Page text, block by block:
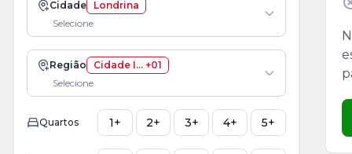
Cidade
Londrina
Selecione
Região
Cidade I... +01
Selecione
Quartos 1+ 2+ 3+ 4+ 5+